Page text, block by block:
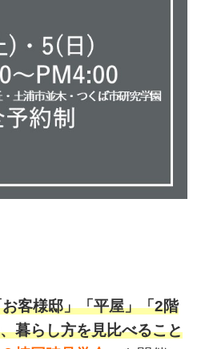
客様邸」「平屋」「2階
暮らし方を見比べること